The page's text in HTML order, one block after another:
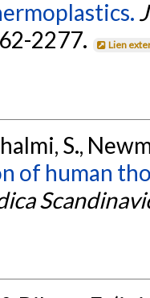
2277. Lien
S.,
of human